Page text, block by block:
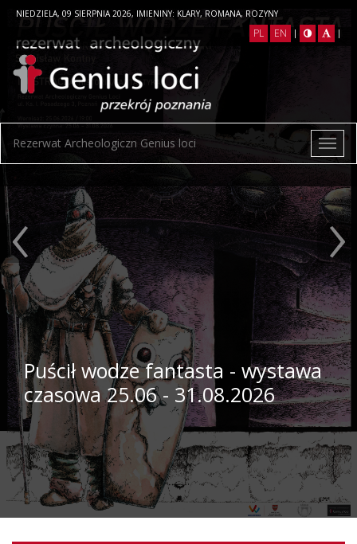
NIEDZIELA, 09 SIERPNIA 2026, IMIENINY: KLARY, ROMANA, ROZYNY
PL EN | |
Rezerwat Archeologiczn Genius loci
Puścił wodze fantasta - wystawa
czasowa 25.06 - 31.08.2026
‹ ›